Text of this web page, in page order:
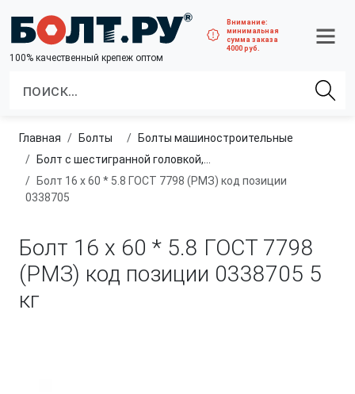
100% качественный крепеж оптом
Внимание:
минимальная
сумма заказа
4000 руб.
Главная болты
болты машиностроительные
Болт с шестигранной головкой, неполная резьба, класс прочности 5.8
Болт 16 х 60 * 5.8 ГОСТ 7798 (РМЗ) код позиции
0338705
Болт 16 х 60 * 5.8 ГОСТ 7798
(РМЗ) код позиции 0338705 5
кг